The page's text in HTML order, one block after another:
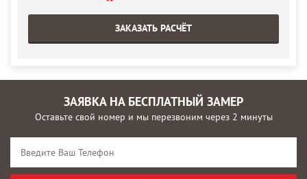
ЗАКАЗАТЬ РАСЧЁТ
ЗАЯВКА НА БЕСПЛАТНЫЙ ЗАМЕР
Оставьте свой номер и мы перезвоним через 2 минуты